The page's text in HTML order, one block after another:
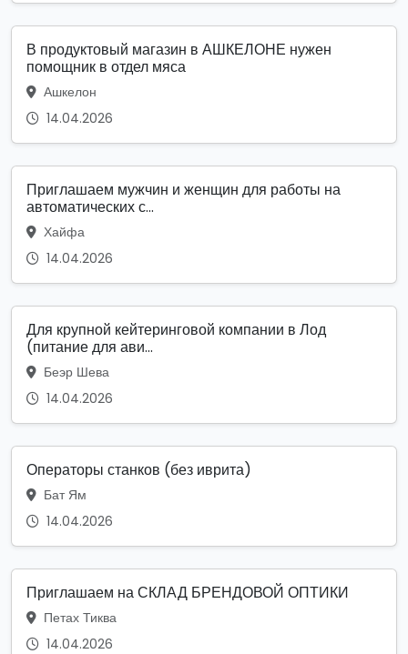
В продуктовый магазин в АШКЕЛОНЕ нужен
помощник в отдел мяса
Ашкелон
14.04.2026
Приглашаем мужчин и женщин для работы на
автоматических с...
Хайфа
14.04.2026
Для крупной кейтеринговой компании в Лод
(питание для ави...
Беэр Шева
14.04.2026
Операторы станков (без иврита)
Бат Ям
14.04.2026
Приглашаем на СКЛАД БРЕНДОВОЙ ОПТИКИ
Петах Тиква
14.04.2026